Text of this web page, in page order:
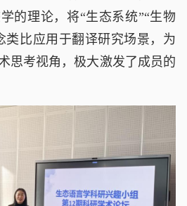
的理论，将“生态系统”“生物
类比应用于翻译研究场景，为
思考视角，极大激发了成员的